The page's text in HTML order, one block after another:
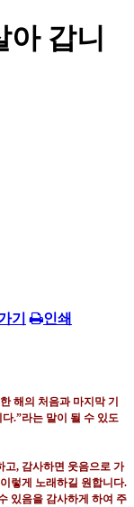
아 갑니
기 인쇄
해의 처음과 마지막 기
다.”라는 말이 될 수 있도
고, 감사하면 웃음으로 가
렇게 노래하길 원합니다.
있음을 감사하게 하여 주